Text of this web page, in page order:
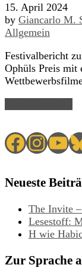
15. April 2024
by Giancarlo M.
Allgemein
Festivalbericht
Ophüls Preis mit
Neueste
The Invite
Lesestoff:
H wie
Zur Sprache